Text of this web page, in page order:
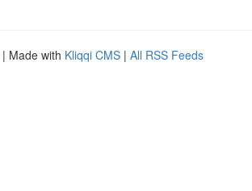
| Made with Kliqqi CMS | All RSS Feeds